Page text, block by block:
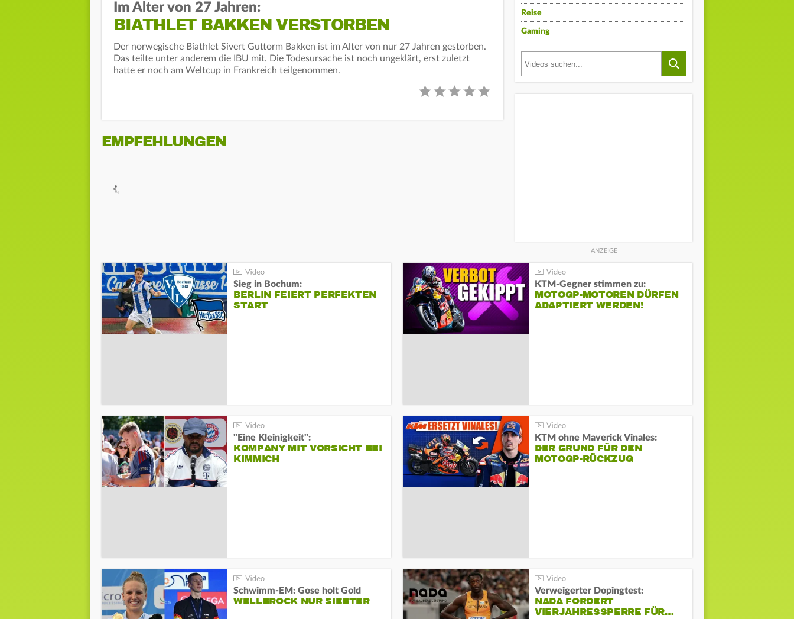
Im Alter von 27 Jahren:
BIATHLET BAKKEN VERSTORBEN
Der norwegische Biathlet Sivert Guttorm Bakken ist im Alter von nur 27 Jahren gestorben.
Das teilte unter anderem die IBU mit. Die Todesursache ist noch ungeklärt, erst zuletzt
hatte er noch am Weltcup in Frankreich teilgenommen.
EMPFEHLUNGEN
Reise
Gaming
Sieg in Bochum:
BERLIN FEIERT PERFEKTEN
START
KTM-Gegner stimmen zu:
MOTOGP-MOTOREN DÜRFEN
ADAPTIERT WERDEN!
"Eine Kleinigkeit":
KOMPANY MIT VORSICHT BEI
KIMMICH
KTM ohne Maverick Vinales:
DER GRUND FÜR DEN
MOTOGP-RÜCKZUG
Schwimm-EM: Gose holt Gold
WELLBROCK NUR SIEBTER
Verweigerter Dopingtest:
NADA FORDERT
VIERJAHRESSPERRE FÜR…